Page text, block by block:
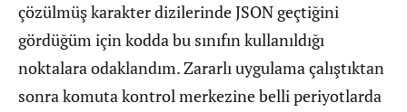
çözülmüş karakter dizilerinde JSON geçtiğini
gördüğüm için kodda bu sınıfın kullanıldığı
noktalara odaklandım. Zararlı uygulama çalıştıktan
sonra komuta kontrol merkezine belli periyotlarda